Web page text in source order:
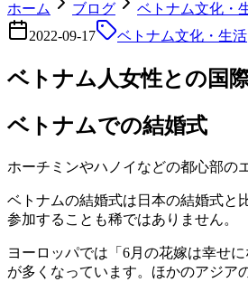
ホーム ブログ
ベトナム文化・
2022-09-17
ベトナム文化・生活
ベトナム人女性との国
ベトナムでの結婚式
ホーチミンやハノイなどの都心部の
ベトナムの結婚式は日本の結婚式と
参加することも稀ではありません。
ヨーロッパでは「6月の花嫁は幸せ
が多くなっています。ほかのアジア